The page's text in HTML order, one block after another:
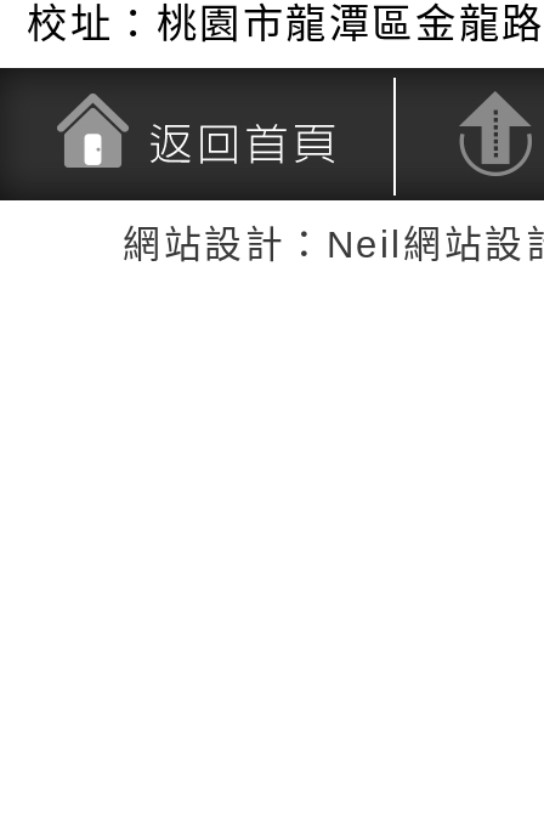
校址： 桃園市龍潭區金龍
返回首頁 返回頂端
網站設計：Neil網站設